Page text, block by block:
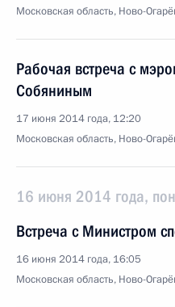
Московская область, Ново-
Рабочая встреча с
Собяниным
17 июня 2014 года, 12:20
Московская область, Ново-
16 июня 2014 года,
Встреча с Министром
16 июня 2014 года, 16:05
Московская область, Ново-